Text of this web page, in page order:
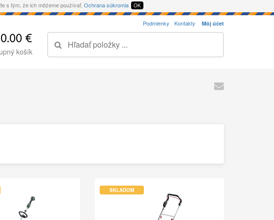
s tým, že ich môžeme používať. Ochrana súkromia OK
Podmienky Kontakty Môj účet
0.00 €
košík
SKLADOM